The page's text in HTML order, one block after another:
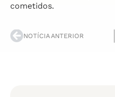
cometidos.
NOTÍCIA ANTERIOR